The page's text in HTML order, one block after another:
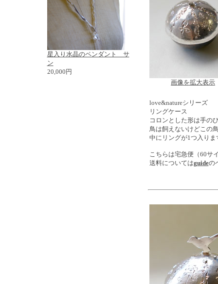
星入り水晶のペンダント サ
ン
20,000円
画像を拡大表示
love&natureシリーズ
リングケース
コロンとした形は手の
鳥は飼えないけどこの
中にリングが1つ入りま
こちらは宅急便（60サ
送料についてはguideの